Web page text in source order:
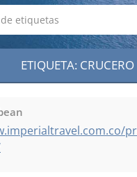
etiquetas
ETIQUETA: CRUCERO